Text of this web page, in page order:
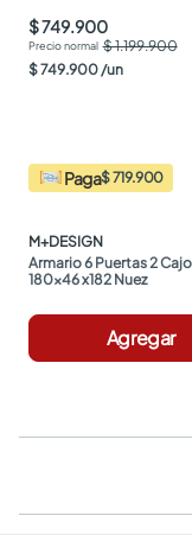
$ 749.900
$ 1.199.900
$749.900 /un
Paga$ 719.900
M+DESIGN
Armario 6 Puertas 2
180x46 x182 Nuez
Agregar